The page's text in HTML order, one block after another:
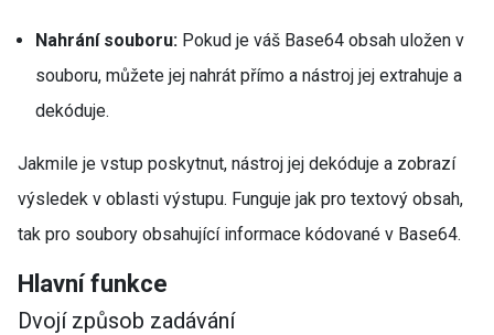
Nahrání souboru: Pokud je váš Base64 obsah uložen v
souboru, můžete jej nahrát přímo a nástroj jej extrahuje a
dekóduje.
Jakmile je vstup poskytnut, nástroj jej dekóduje a zobrazí
výsledek v oblasti výstupu. Funguje jak pro textový obsah,
tak pro soubory obsahující informace kódované v Base64.
Hlavní funkce
Dvojí způsob zadávání